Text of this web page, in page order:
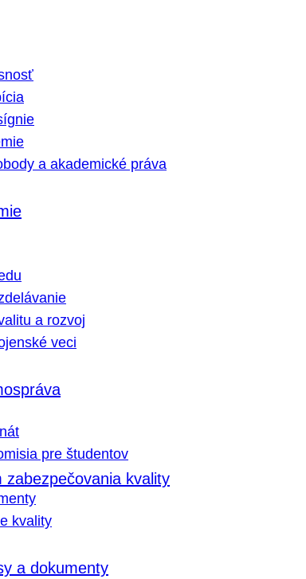
a akademické práva
a rozvoj
veci
pre študentov
zabezpečovania kvality
kvality
a dokumenty